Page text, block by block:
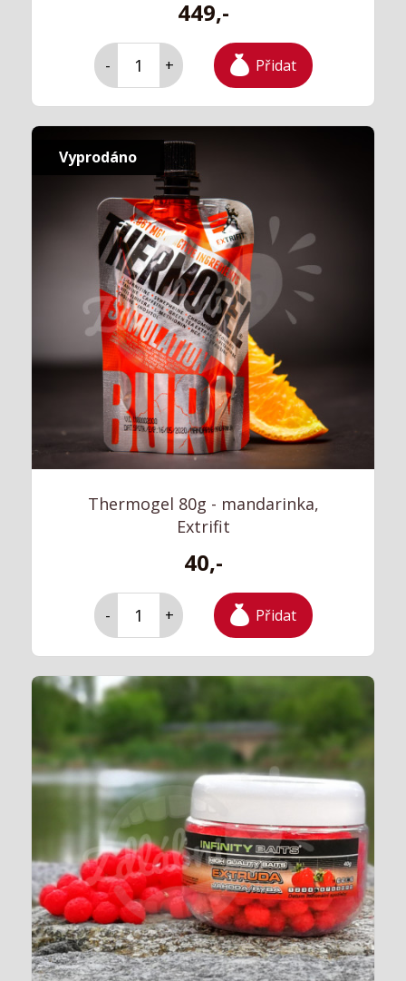
449,-
- + Přidat
Thermogel 80g - mandarinka,
Extrifit
Vyprodáno
40,-
- + Přidat